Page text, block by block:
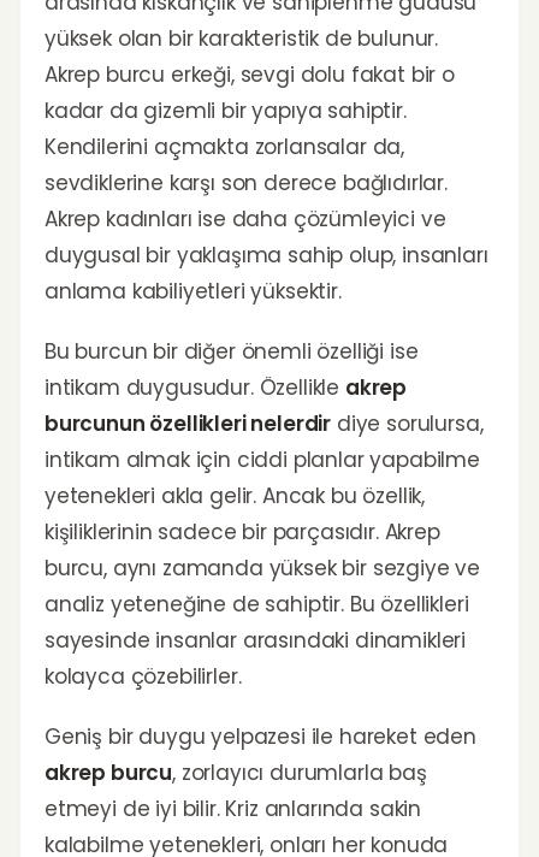
yüksek olan bir karakteristik de bulunur.
Akrep burcu erkeği, sevgi dolu fakat bir o
kadar da gizemli bir yapıya sahiptir.
Kendilerini açmakta zorlansalar da,
sevdiklerine karşı son derece bağlıdırlar.
Akrep kadınları ise daha çözümleyici ve
duygusal bir yaklaşıma sahip olup, insanları
anlama kabiliyetleri yüksektir.
Bu burcun bir diğer önemli özelliği ise
intikam duygusudur. Özellikle akrep
burcunun özellikleri nelerdir diye sorulursa,
intikam almak için ciddi planlar yapabilme
yetenekleri akla gelir. Ancak bu özellik,
kişiliklerinin sadece bir parçasıdır. Akrep
burcu, aynı zamanda yüksek bir sezgiye ve
analiz yeteneğine de sahiptir. Bu özellikleri
sayesinde insanlar arasındaki dinamikleri
kolayca çözebilirler.
Geniş bir duygu yelpazesi ile hareket eden
akrep burcu, zorlayıcı durumlarla baş
etmeyi de iyi bilir. Kriz anlarında sakin
kalabilme yetenekleri, onları her konuda